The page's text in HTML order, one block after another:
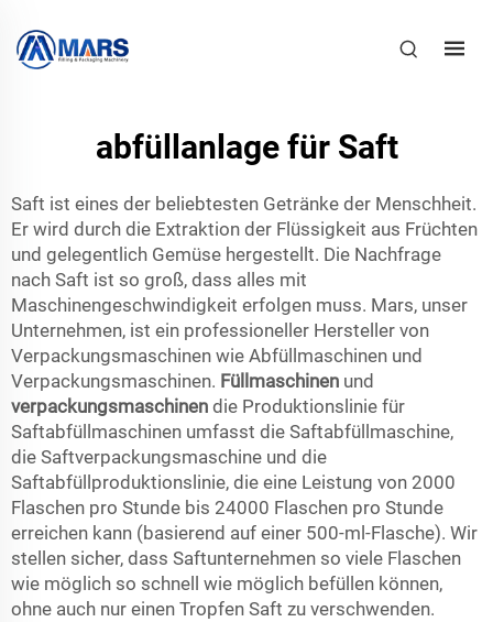
abfüllanlage für Saft
Saft ist eines der beliebtesten Getränke der Menschheit.
Er wird durch die Extraktion der Flüssigkeit aus Früchten
und gelegentlich Gemüse hergestellt. Die Nachfrage
nach Saft ist so groß, dass alles mit
Maschinengeschwindigkeit erfolgen muss. Mars, unser
Unternehmen, ist ein professioneller Hersteller von
Verpackungsmaschinen wie Abfüllmaschinen und
Verpackungsmaschinen. Füllmaschinen und
verpackungsmaschinen die Produktionslinie für
Saftabfüllmaschinen umfasst die Saftabfüllmaschine,
die Saftverpackungsmaschine und die
Saftabfüllproduktionslinie, die eine Leistung von 2000
Flaschen pro Stunde bis 24000 Flaschen pro Stunde
erreichen kann (basierend auf einer 500-ml-Flasche). Wir
stellen sicher, dass Saftunternehmen so viele Flaschen
wie möglich so schnell wie möglich befüllen können,
ohne auch nur einen Tropfen Saft zu verschwenden.